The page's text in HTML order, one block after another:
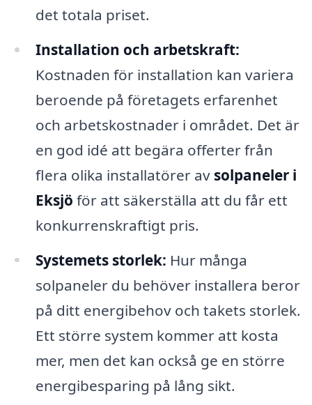
det totala priset.
Installation och arbetskraft:
Kostnaden för installation kan variera
beroende på företagets erfarenhet
och arbetskostnader i området. Det är
en god idé att begära offerter från
flera olika installatörer av solpaneler i
Eksjö för att säkerställa att du får ett
konkurrenskraftigt pris.
Systemets storlek: Hur många
solpaneler du behöver installera beror
på ditt energibehov och takets storlek.
Ett större system kommer att kosta
mer, men det kan också ge en större
energibesparing på lång sikt.